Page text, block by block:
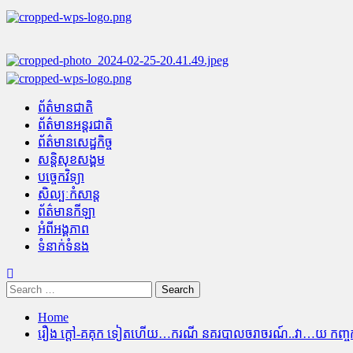
Skip
to
Primary
ព័ត៌មានជាតិ
ព័ត៌មានអន្តរជាតិ
ព័ត៌មានសេដ្ឋកិច្ច
សន្តិសុខសង្គម
បច្ចេកវិទ្យា
សិល្បៈកំសាន្ត
ព័ត៌មានកីឡា
អំពីអង្គភាព
ទំនាក់ទំនង
Search
for:
Home
រឿង ក្តៅ-គគុក ទៀតហើយ…ករណី នគរបាលចរាចរណ៍..វា…យ កញ្ច